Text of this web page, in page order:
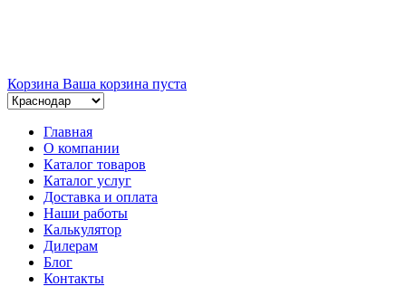
Корзина Ваша корзина пуста
Главная
О компании
Каталог товаров
Каталог услуг
Доставка и оплата
Наши работы
Калькулятор
Дилерам
Блог
Контакты